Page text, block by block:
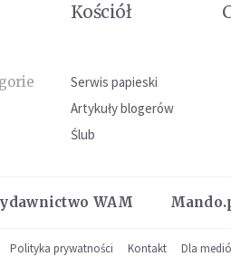
Kościół
Serwis papieski
Artykuły blogerów
Ślub
WAM
Polityka prywatności Kontakt Dla